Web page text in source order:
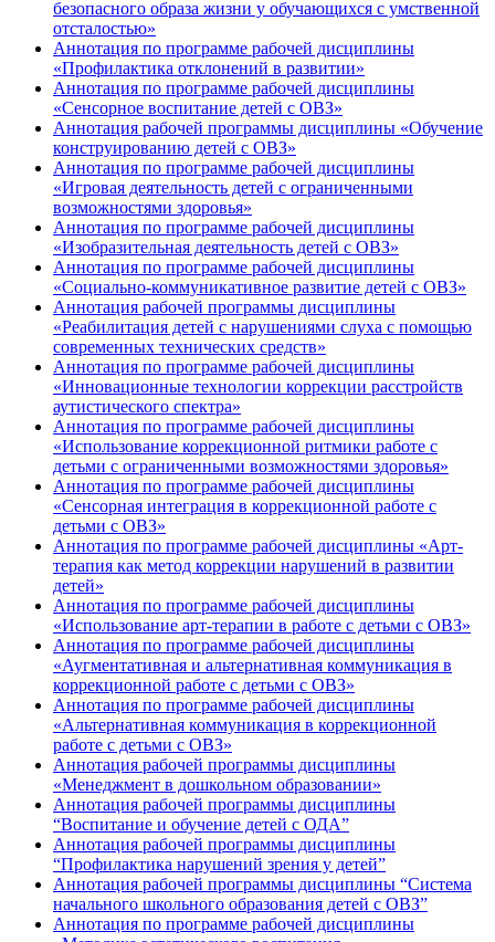
безопасного образа жизни у обучающихся с умственной
отсталостью»
Аннотация по программе рабочей дисциплины
«Профилактика отклонений в развитии»
Аннотация по программе рабочей дисциплины
«Сенсорное воспитание детей с ОВЗ»
Аннотация рабочей программы дисциплины «Обучение
конструированию детей с ОВЗ»
Аннотация по программе рабочей дисциплины
«Игровая деятельность детей с ограниченными
возможностями здоровья»
Аннотация по программе рабочей дисциплины
«Изобразительная деятельность детей с ОВЗ»
Аннотация по программе рабочей дисциплины
«Социально-коммуникативное развитие детей с ОВЗ»
Аннотация рабочей программы дисциплины
«Реабилитация детей с нарушениями слуха с помощью
современных технических средств»
Аннотация по программе рабочей дисциплины
«Инновационные технологии коррекции расстройств
аутистического спектра»
Аннотация по программе рабочей дисциплины
«Использование коррекционной ритмики работе с
детьми с ограниченными возможностями здоровья»
Аннотация по программе рабочей дисциплины
«Сенсорная интеграция в коррекционной работе с
детьми с ОВЗ»
Аннотация по программе рабочей дисциплины «Арт-
терапия как метод коррекции нарушений в развитии
детей»
Аннотация по программе рабочей дисциплины
«Использование арт-терапии в работе с детьми с ОВЗ»
Аннотация по программе рабочей дисциплины
«Аугментативная и альтернативная коммуникация в
коррекционной работе с детьми с ОВЗ»
Аннотация по программе рабочей дисциплины
«Альтернативная коммуникация в коррекционной
работе с детьми с ОВЗ»
Аннотация рабочей программы дисциплины
«Менеджмент в дошкольном образовании»
Аннотация рабочей программы дисциплины
“Воспитание и обучение детей с ОДА”
Аннотация рабочей программы дисциплины
“Профилактика нарушений зрения у детей”
Аннотация рабочей программы дисциплины “Система
начального школьного образования детей с ОВЗ”
Аннотация по программе рабочей дисциплины